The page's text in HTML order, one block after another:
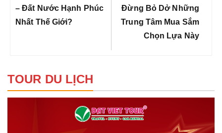
viết
Post:
– Đất Nước Hạnh Phúc
Nhất Thế Giới?
Post:
Đừng Bỏ Dở Những
Trung Tâm Mua Sắm
Chọn Lựa Này
TOUR DU LỊCH